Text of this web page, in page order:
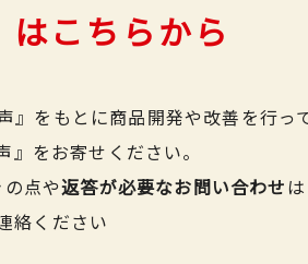
こちらから
をもとに商品開発や改善を行っ
をお寄せください。
点や返答が必要なお問い合わせは
絡ください